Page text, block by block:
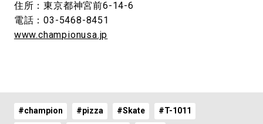
住所：東京都神宮前6-14-6
電話：03-5468-8451
www.championusa.jp
#champion #pizza #Skate #T-1011